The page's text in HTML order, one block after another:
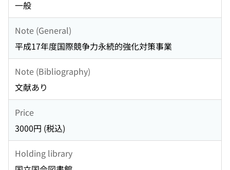
一般
Note (General)
平成17年度国際競争力永続的強化対策事業
Note (Bibliography)
文献あり
Price
3000円 (税込)
Holding library